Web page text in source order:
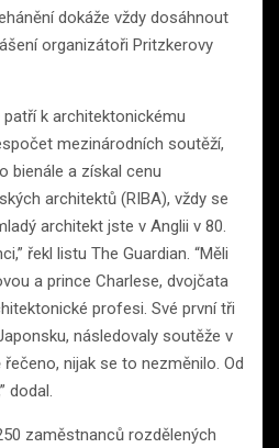
dokáže vždy dosáhnout
organizátoři Pritzkerovy
k architektonickému
mezinárodních soutěží,
bienále a získal cenu
architektů (RIBA), vždy se
architekt jste v Anglii v 80.
řekl listu The Guardian. “Měli
a prince Charlese, dvojčata
profesi. Své první tři
následovaly soutěže v
nijak se to nezměnilo. Od
dodal.
zaměstnanců rozdělených